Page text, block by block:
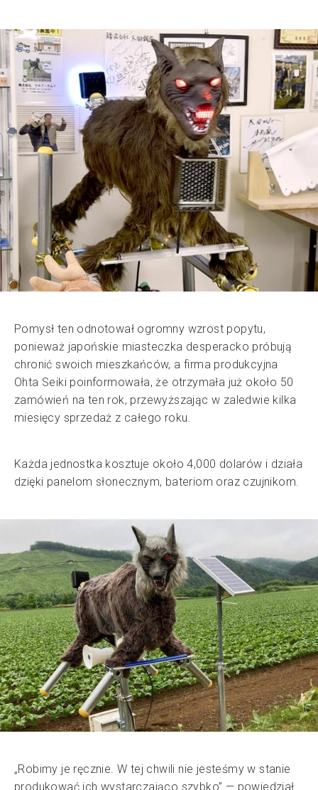
Pomysł ten odnotował ogromny wzrost popytu,
ponieważ japońskie miasteczka desperacko próbują
chronić swoich mieszkańców, a firma produkcyjna
Ohta Seiki poinformowała, że otrzymała już około 50
zamówień na ten rok, przewyższając w zaledwie kilka
miesięcy sprzedaż z całego roku.
Każda jednostka kosztuje około 4,000 dolarów i działa
dzięki panelom słonecznym, bateriom oraz czujnikom.
„Robimy je ręcznie. W tej chwili nie jesteśmy w stanie
produkować ich wystarczająco szybko” — powiedział